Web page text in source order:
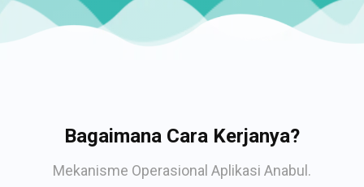
Bagaimana Cara Kerjanya?
Mekanisme Operasional Aplikasi Anabul.